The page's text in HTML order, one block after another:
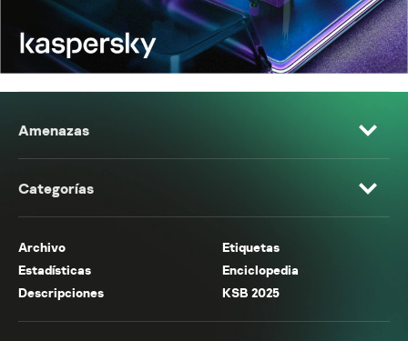
Amenazas
Categorías
Archivo
Etiquetas
Estadísticas
Enciclopedia
Descripciones
KSB 2025